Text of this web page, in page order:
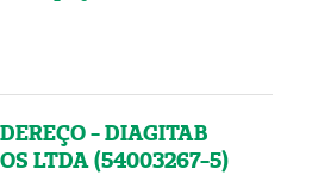
- DIAGITAB
LTDA (54003267-5)